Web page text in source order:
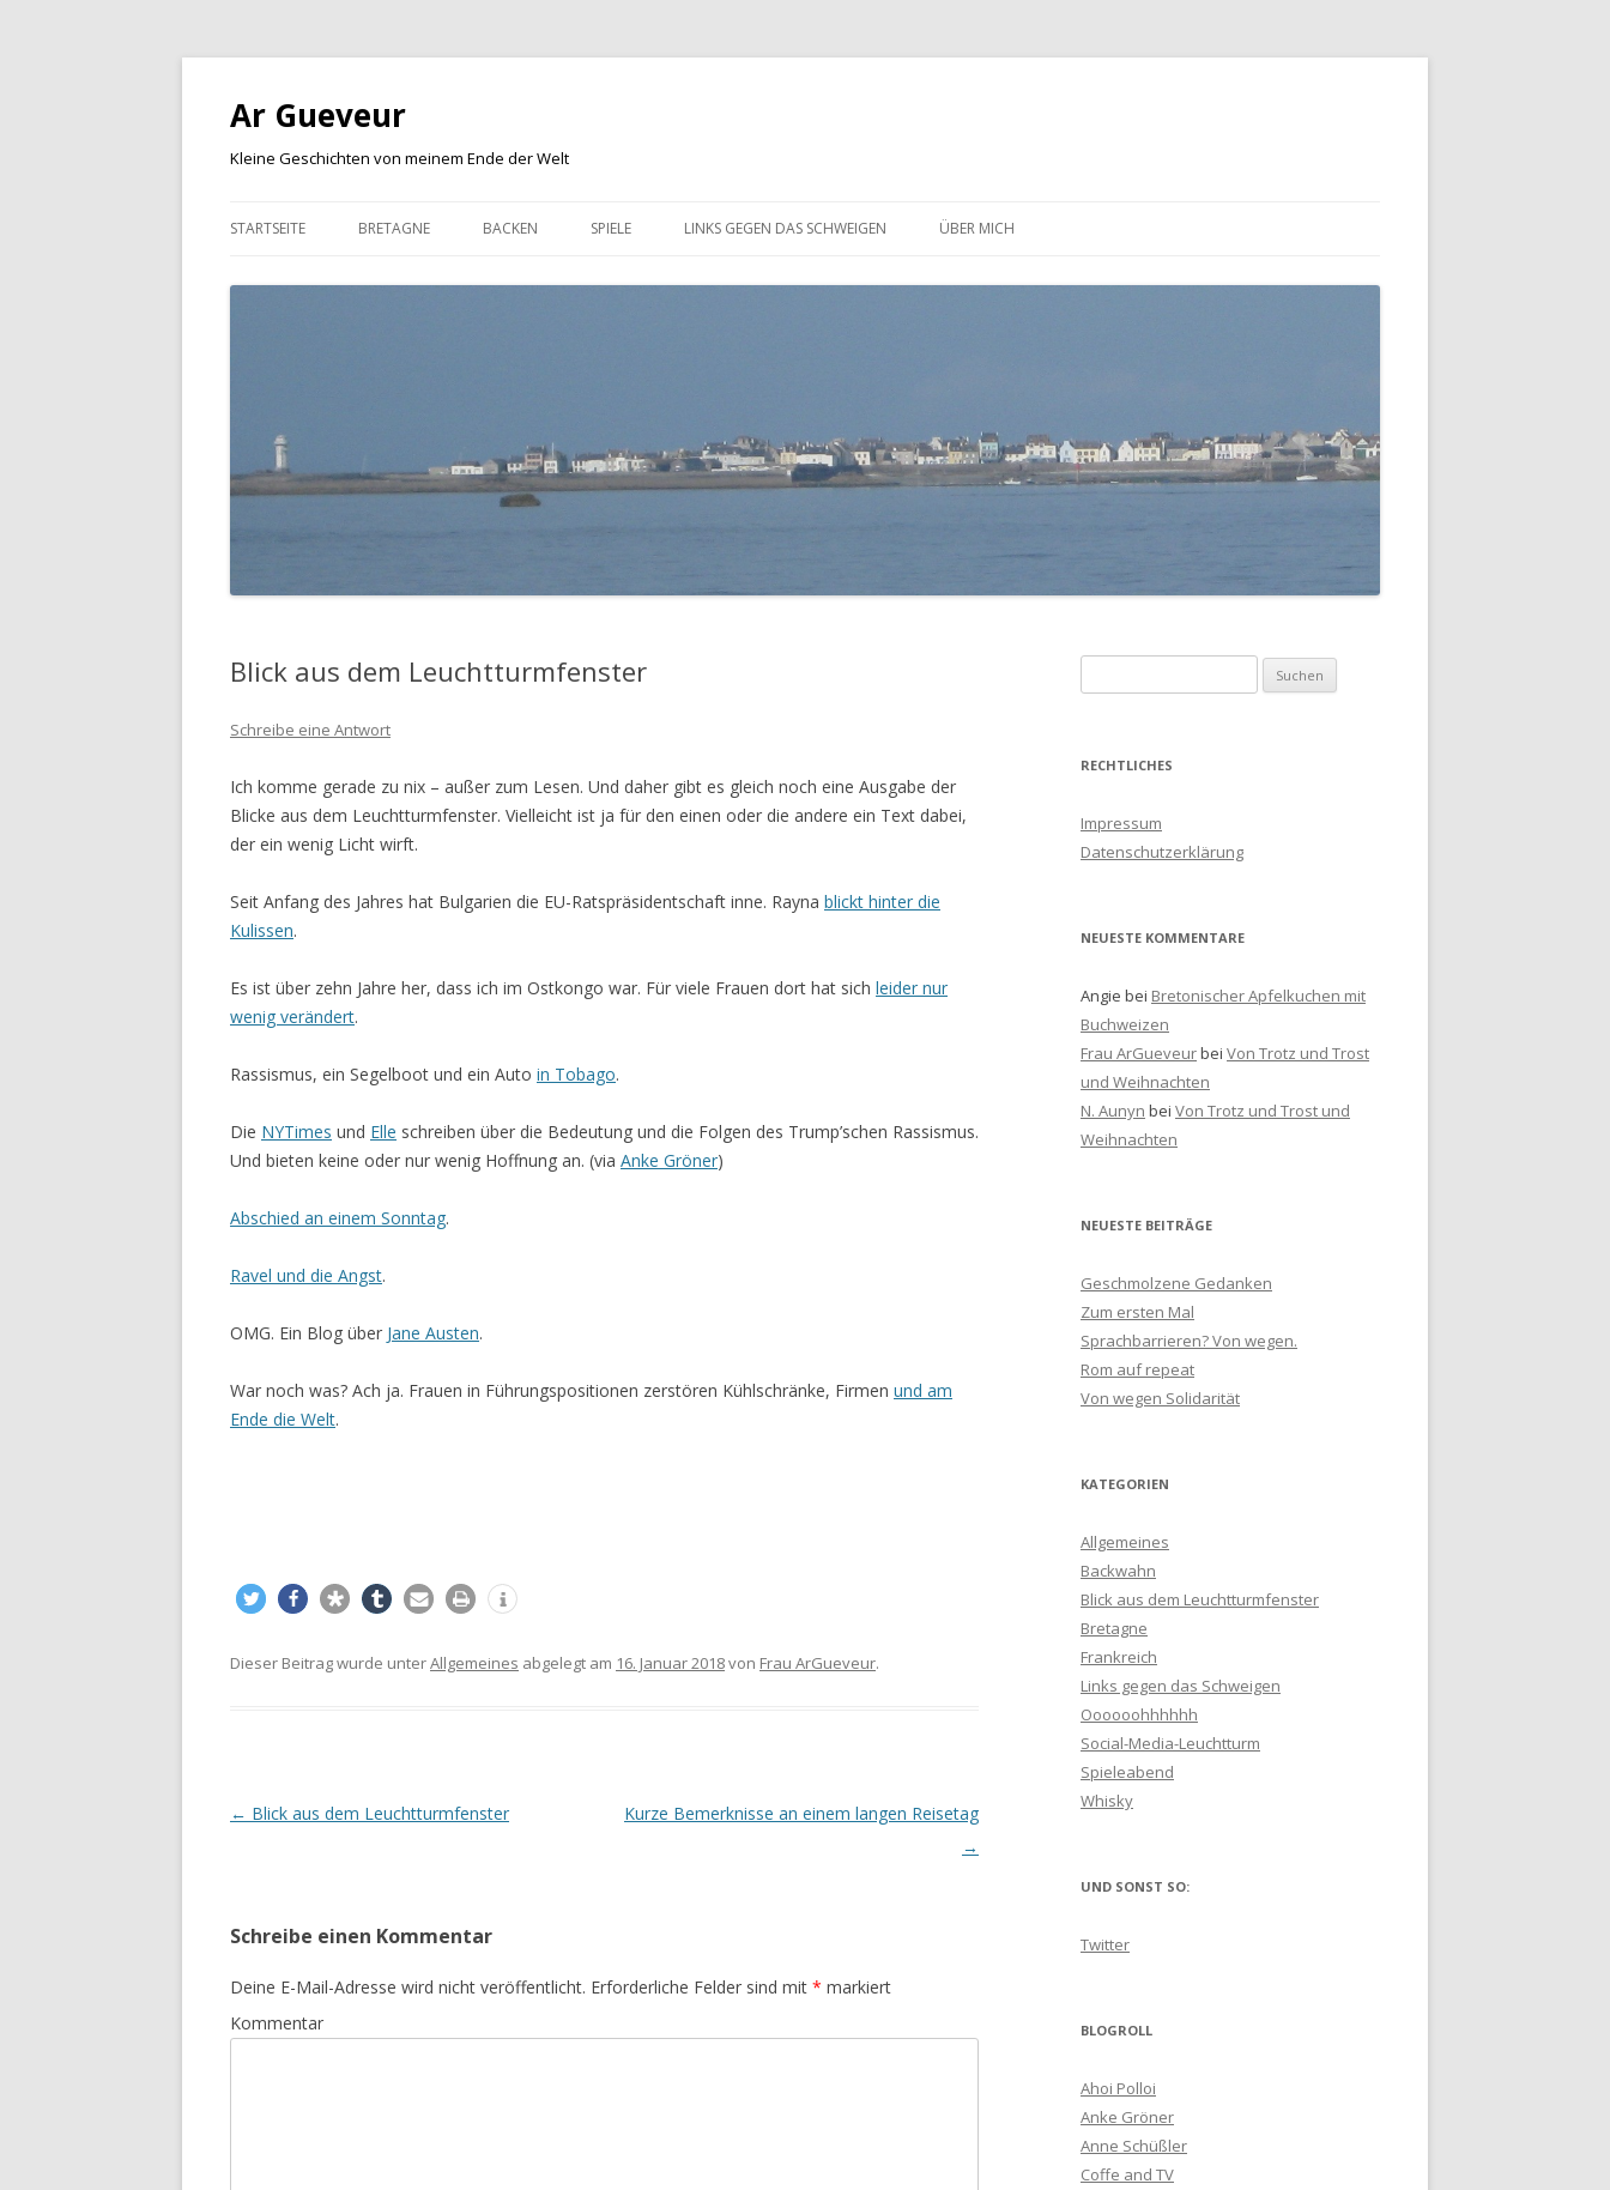
Ar Gueveur
Kleine Geschichten von meinem Ende der Welt
zum
STARTSEITE BRETAGNE BACKEN SPIELE LINKS GEGEN DAS SCHWEIGEN ÜBER MICH
Blick aus dem Leuchtturmfenster
Schreibe eine Antwort
Ich komme gerade zu nix – außer zum Lesen. Und daher gibt es gleich noch eine Ausgabe der
Blicke aus dem Leuchtturmfenster. Vielleicht ist ja für den einen oder die andere ein Text dabei,
der ein wenig Licht wirft.
Seit Anfang des Jahres hat Bulgarien die EU-Ratspräsidentschaft inne. Rayna blickt hinter die
Kulissen.
Es ist über zehn Jahre her, dass ich im Ostkongo war. Für viele Frauen dort hat sich leider nur
wenig verändert.
Rassismus, ein Segelboot und ein Auto in Tobago.
Die NYTimes und Elle schreiben über die Bedeutung und die Folgen des Trump’schen Rassismus.
Und bieten keine oder nur wenig Hoffnung an. (via Anke Gröner)
Abschied an einem Sonntag.
Ravel und die Angst.
OMG. Ein Blog über Jane Austen.
War noch was? Ach ja. Frauen in Führungspositionen zerstören Kühlschränke, Firmen und am
Ende die Welt.
Dieser Beitrag wurde unterAllgemeines abgelegt am 16. Januar 2018von Frau ArGueveur.
Beitrags-
← Blick aus dem Leuchtturmfenster
Kurze Bemerknisse an einem langen Reisetag
→
Schreibe einen Kommentar
Deine E-Mail-Adresse wird nicht veröffentlicht. Erforderliche Felder sind mit * markiert
Kommentar
u
RECHTLICHES
Impressum
Datenschutzerklärung
NEUESTE KOMMENTARE
Angie bei Bretonischer Apfelkuchen mit
Buchweizen
Frau ArGueveurbei Von Trotz und Trost
und Weihnachten
N. Aunyn bei Von Trotz und Trost und
Weihnachten
NEUESTE BEITRÄGE
Geschmolzene Gedanken
Zum ersten Mal
Sprachbarrieren? Von wegen.
Rom auf repeat
Von wegen Solidarität
KATEGORIEN
Allgemeines
Backwahn
Blick aus dem Leuchtturmfenster
Bretagne
Frankreich
Links gegen das Schweigen
Oooooohhhhhh
Social-Media-Leuchtturm
Spieleabend
Whisky
UND SONST SO:
Twitter
BLOGROLL
Ahoi Polloi
Anke Gröner
Anne Schüßler
Coffe and TV